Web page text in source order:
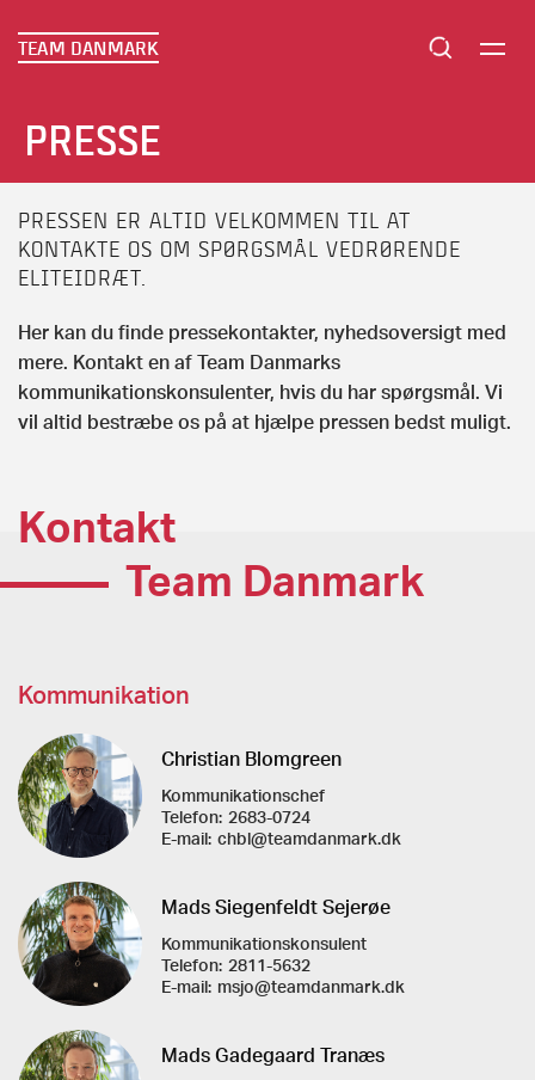
TEAM DANMARK
PRESSE
PRESSEN ER ALTID VELKOMMEN TIL AT
KONTAKTE OS OM SPØRGSMÅL VEDRØRENDE
ELITEIDRÆT.
Her kan du finde pressekontakter, nyhedsoversigt med
mere. Kontakt en af Team Danmarks
kommunikationskonsulenter, hvis du har spørgsmål. Vi
vil altid bestræbe os på at hjælpe pressen bedst muligt.
Kontakt
Team Danmark
Kommunikation
Christian Blomgreen
Kommunikationschef
Telefon: 2683-0724
E-mail: chbl@teamdanmark.dk
Mads Siegenfeldt Sejerøe
Kommunikationskonsulent
Telefon: 2811-5632
E-mail: msjo@teamdanmark.dk
Mads Gadegaard Tranæs